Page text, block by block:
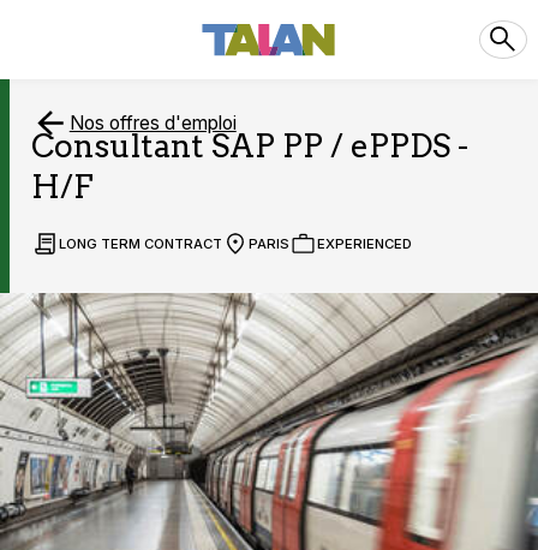
Nos offres d'emploi
Consultant SAP PP / ePPDS -
H/F
LONG TERM CONTRACT PARIS EXPERIENCED